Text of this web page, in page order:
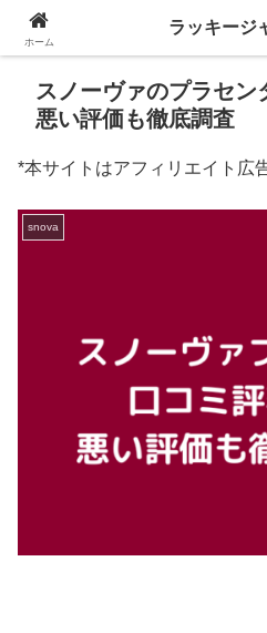
スノーヴァのプラセン
悪い評価も徹底調査
*本サイトはアフィリエイト広
snova
ホーム
ラッキージ